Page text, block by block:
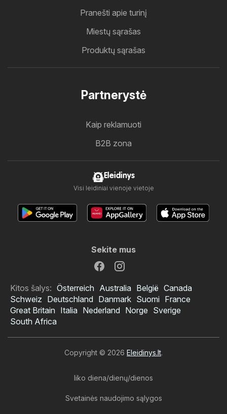
Pranešti apie turinį
Miestų sąrašas
Produktų sąrašas
Partnerystė
Kaip reklamuoti
B2B zona
Eleidinys
Visi leidiniai vienoje vietoje
Sekite mus
Kitos šalys: Österreich Australia België Canada
Schweiz Deutschland Danmark Suomi France
Great Britain Italia Nederland Norge Sverige
South Africa
Copyright © 2026 Eleidinys.lt.
liko diena/dienų/dienos
Svetainės naudojimo sąlygos